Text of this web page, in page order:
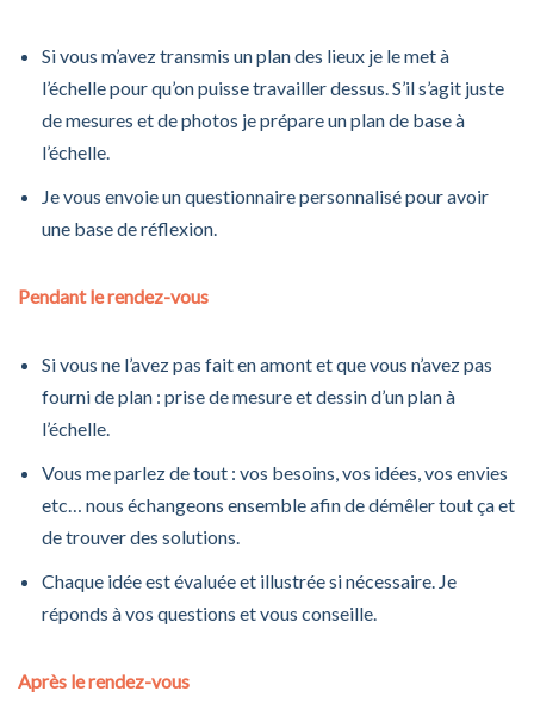
Si vous m’avez transmis un plan des lieux je le met à
l’échelle pour qu’on puisse travailler dessus. S’il s’agit juste
de mesures et de photos je prépare un plan de base à
l’échelle.
Je vous envoie un questionnaire personnalisé pour avoir
une base de réflexion.
Pendant le rendez-vous
Si vous ne l’avez pas fait en amont et que vous n’avez pas
fourni de plan : prise de mesure et dessin d’un plan à
l’échelle.
Vous me parlez de tout : vos besoins, vos idées, vos envies
etc… nous échangeons ensemble afin de démêler tout ça et
de trouver des solutions.
Chaque idée est évaluée et illustrée si nécessaire. Je
réponds à vos questions et vous conseille.
Après le rendez-vous